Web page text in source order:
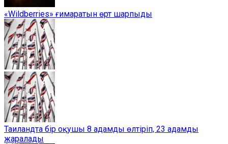
«Wildberries» ғимаратын өрт шарпыды
Таиландта бір оқушы 8 адамды өлтіріп, 23 адамды
жаралады